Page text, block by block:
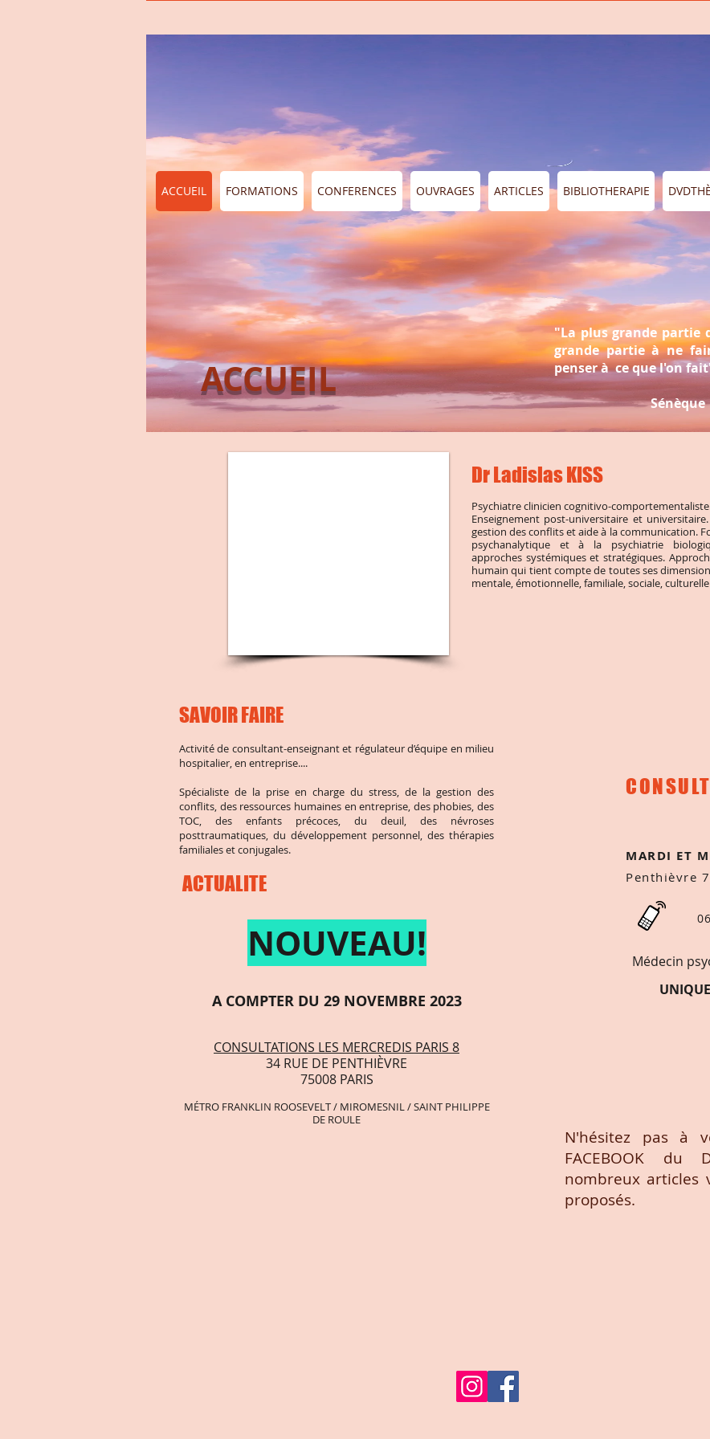
ACCUEIL FORMATIONS CONFERENCES OUVRAGES ARTICLES BIBLIOTHERAPIE
ACCUEIL
"La plus grande partie
grande partie à ne
penser à ce que l'on
Sénèque
Dr Ladislas KISS
Psychiatre clinicien cognitivo-
Enseignement post-universitaire et
gestion des conflits et aide à la communication.
psychanalytique et à la psychiatrie
approches systémiques et stratégiques.
humain qui tient compte de toutes ses
mentale, émotionnelle, familiale, sociale,
SAVOIR FAIRE
Activité de consultant-enseignant et régulateur d’équipe en milieu
hospitalier, en entreprise....
Spécialiste de la prise en charge du stress, de la gestion des
conflits, des ressources humaines en entreprise, des phobies, des
TOC, des enfants précoces, du deuil, des névroses
posttraumatiques, du développement personnel, des thérapies
familiales et conjugales.
ACTUALITE
NOUVEAU!
A COMPTER DU 29 NOVEMBRE 2023
CONSULTATIONS LES MERCREDIS PARIS 8
34 RUE DE PENTHIÈVRE
75008 PARIS
MÉTRO FRANKLIN ROOSEVELT/ MIROMESNIL / SAINT PHILIPPE
DE ROULE
MARDI ET
Penthièvre
0
Médecin
N'hésitez pas à
FACEBOOK du
nombreux articles
proposés.